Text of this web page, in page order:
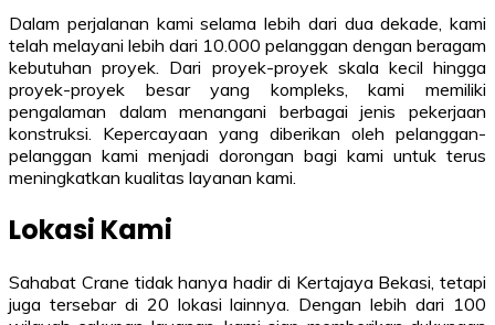
Dalam perjalanan kami selama lebih dari dua dekade, kami
telah melayani lebih dari 10.000 pelanggan dengan beragam
kebutuhan proyek. Dari proyek-proyek skala kecil hingga
proyek-proyek besar yang kompleks, kami memiliki
pengalaman dalam menangani berbagai jenis pekerjaan
konstruksi. Kepercayaan yang diberikan oleh pelanggan-
pelanggan kami menjadi dorongan bagi kami untuk terus
meningkatkan kualitas layanan kami.
Lokasi Kami
Sahabat Crane tidak hanya hadir di Kertajaya Bekasi, tetapi
juga tersebar di 20 lokasi lainnya. Dengan lebih dari 100